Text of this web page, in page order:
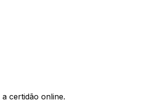
certidão online.